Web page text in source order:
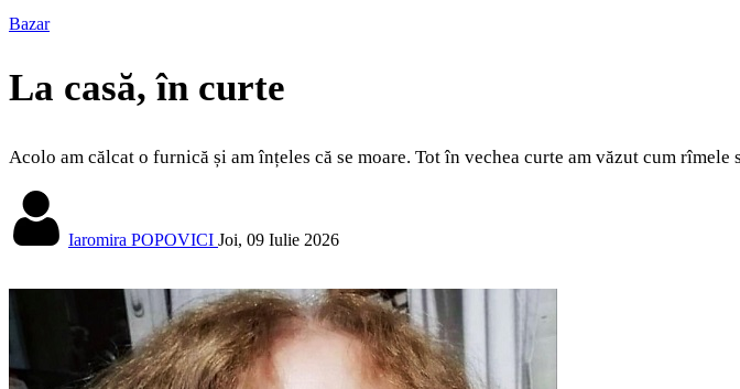
Bazar
La casă, în curte
Acolo am călcat o furnică și am înțeles că se moare. Tot în vechea curte am văzut cum rîmele
Iaromira POPOVICI Joi, 09 Iulie 2026